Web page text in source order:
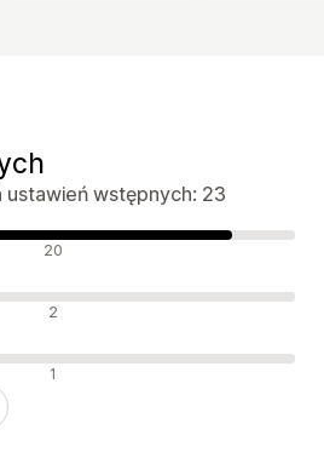
wstępnych: 23
20
2
1